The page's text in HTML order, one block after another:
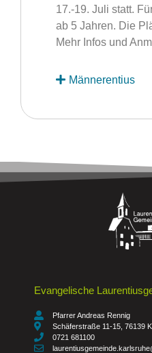
17.-19. Juli statt.
ab 5 Jahren. Die
Mehr Infos und
Männerentius
Evangelische
Pfarrer Andreas Rennig
Schäferstraße 11-15, 76139
0721 681100